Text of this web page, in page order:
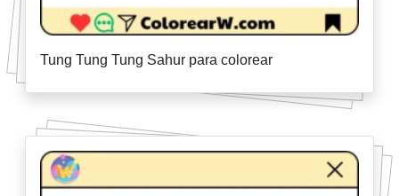
Tung Tung Tung Sahur para colorear